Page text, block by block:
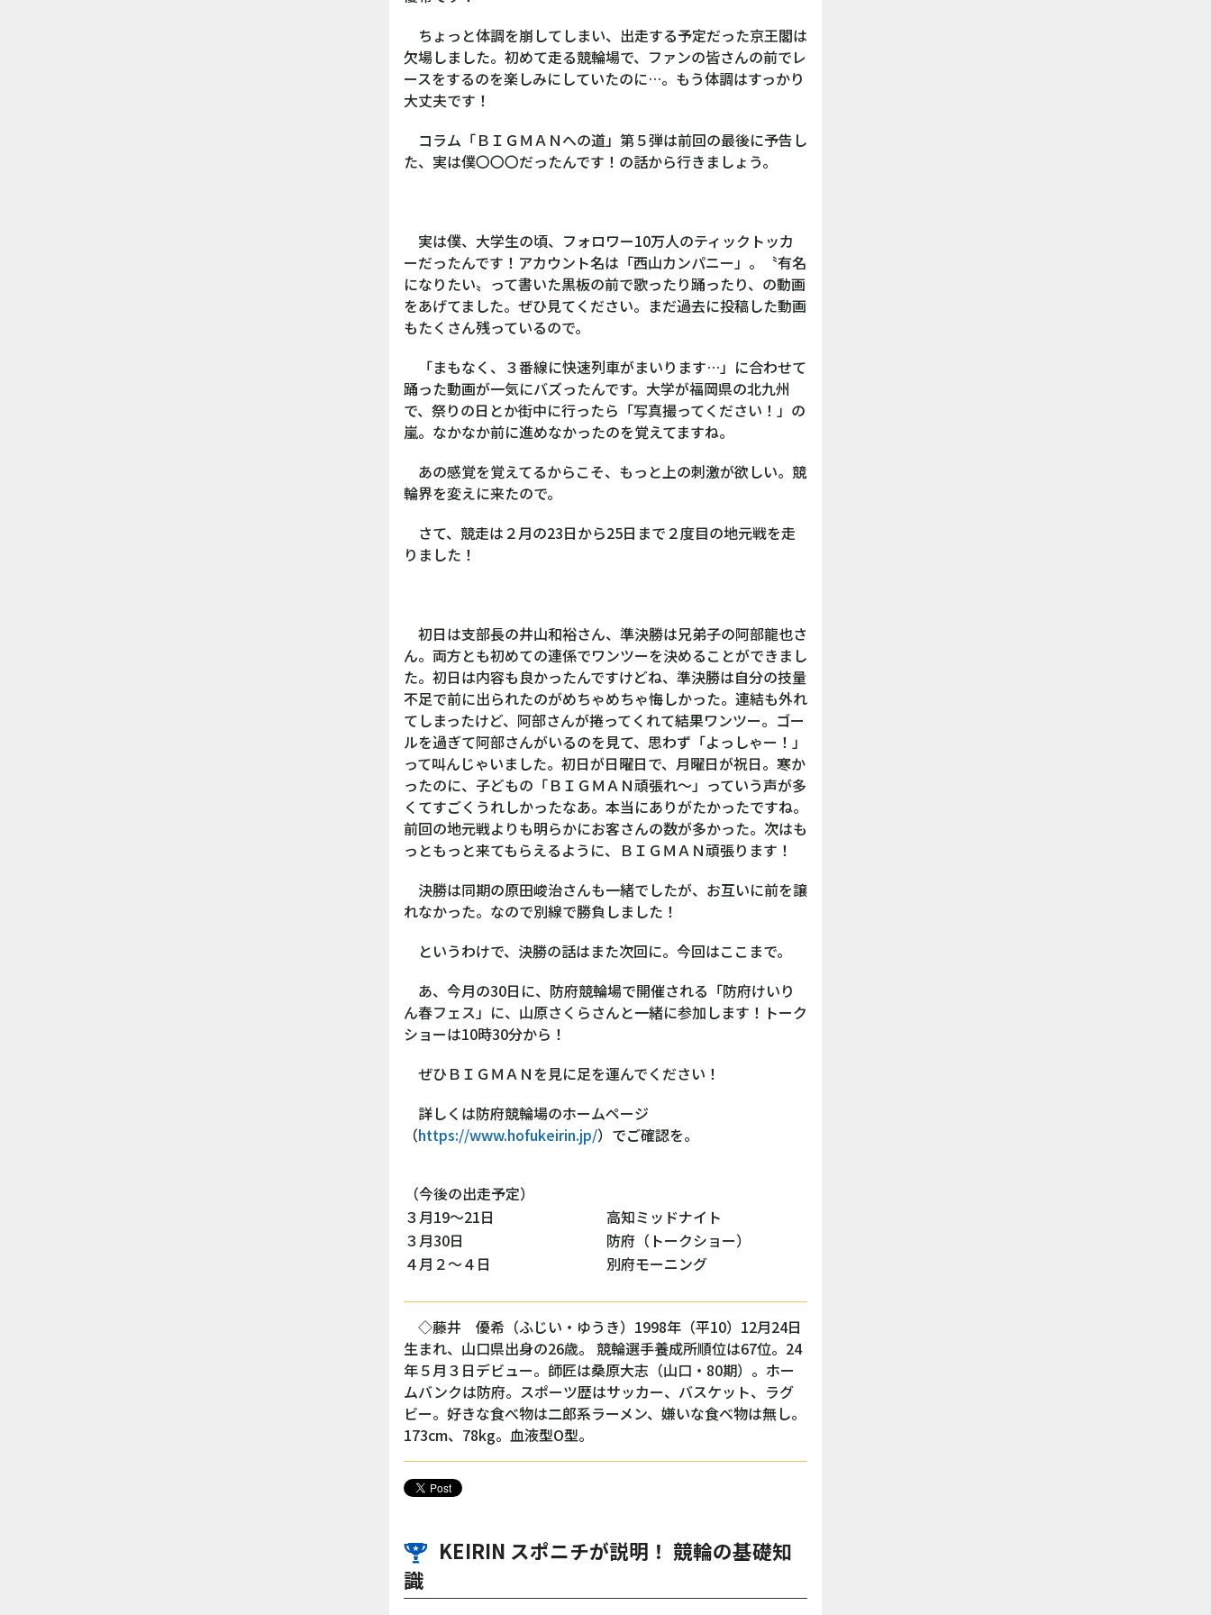
ちょっと体調を崩してしまい、出走する予定だった京王閣は
欠場しました。初めて走る競輪場で、ファンの皆さんの前でレ
ースをするのを楽しみにしていたのに…。もう体調はすっかり
大丈夫です！
コラム「ＢＩＧＭＡＮへの道」第５弾は前回の最後に予告し
た、実は僕〇〇〇だったんです！の話から行きましょう。
実は僕、大学生の頃、フォロワー10万人のティックトッカ
ーだったんです！アカウント名は「西山カンパニー」。〝有名
になりたい〟って書いた黒板の前で歌ったり踊ったり、の動画
をあげてました。ぜひ見てください。まだ過去に投稿した動画
もたくさん残っているので。
「まもなく、３番線に快速列車がまいります…」に合わせて
踊った動画が一気にバズったんです。大学が福岡県の北九州
で、祭りの日とか街中に行ったら「写真撮ってください！」の
嵐。なかなか前に進めなかったのを覚えてますね。
あの感覚を覚えてるからこそ、もっと上の刺激が欲しい。競
輪界を変えに来たので。
さて、競走は２月の23日から25日まで２度目の地元戦を走
りました！
初日は支部長の井山和裕さん、準決勝は兄弟子の阿部龍也さ
ん。両方とも初めての連係でワンツーを決めることができまし
た。初日は内容も良かったんですけどね、準決勝は自分の技量
不足で前に出られたのがめちゃめちゃ悔しかった。連結も外れ
てしまったけど、阿部さんが捲ってくれて結果ワンツー。ゴー
ルを過ぎて阿部さんがいるのを見て、思わず「よっしゃー！」
って叫んじゃいました。初日が日曜日で、月曜日が祝日。寒か
ったのに、子どもの「ＢＩＧＭＡＮ頑張れ～」っていう声が多
くてすごくうれしかったなあ。本当にありがたかったですね。
前回の地元戦よりも明らかにお客さんの数が多かった。次はも
っともっと来てもらえるように、ＢＩＧＭＡＮ頑張ります！
決勝は同期の原田峻治さんも一緒でしたが、お互いに前を譲
れなかった。なので別線で勝負しました！
というわけで、決勝の話はまた次回に。今回はここまで。
あ、今月の30日に、防府競輪場で開催される「防府けいり
ん春フェス」に、山原さくらさんと一緒に参加します！トーク
ショーは10時30分から！
ぜひＢＩＧＭＡＮを見に足を運んでください！
詳しくは防府競輪場のホームページ
（https://www.hofukeirin.jp/）でご確認を。
（今後の出走予定）
３月19～21日
高知ミッドナイト
３月30日
防府（トークショー）
４月２～４日
別府モーニング
◇藤井 優希（ふじい・ゆうき）1998年（平10）12月24日
生まれ、山口県出身の26歳。 競輪選手養成所順位は67位。24
年５月３日デビュー。師匠は桑原大志（山口・80期）。ホー
ムバンクは防府。スポーツ歴はサッカー、バスケット、ラグ
ビー。好きな食べ物は二郎系ラーメン、嫌いな食べ物は無し。
173cm、78kg。血液型O型。
KEIRIN スポニチが説明！ 競輪の基礎知
識